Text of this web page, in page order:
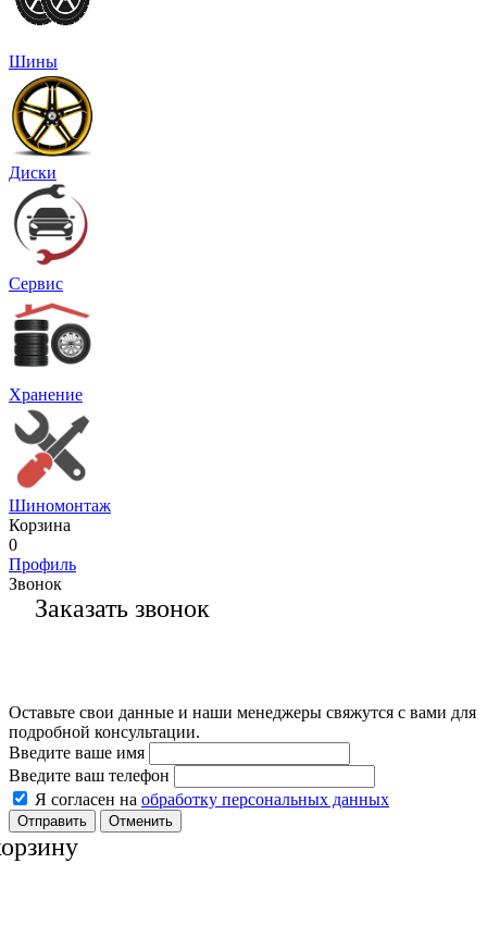
Шины
Диски
Сервис
Хранение
Шиномонтаж
Корзина
0
Профиль
Звонок
Заказать звонок
Оставьте свои данные и наши менеджеры свяжутся с вами для
подробной консультации.
Введите ваше имя
Введите ваш телефон
Я согласен на обработку персональных данных
Отменить